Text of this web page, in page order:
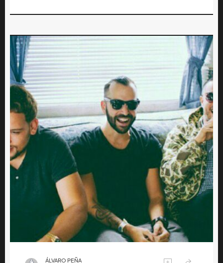
ÁLVARO PEÑA